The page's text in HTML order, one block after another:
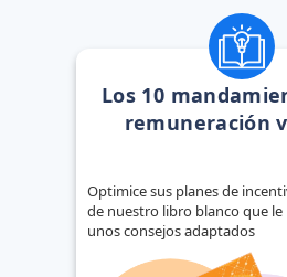
Los 10
remuneración
Optimice sus planes de
de nuestro libro blanco que
unos consejos adaptados